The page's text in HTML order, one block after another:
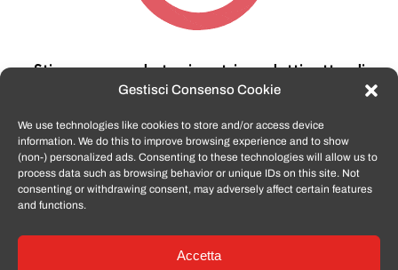
Gestisci Consenso Cookie
We use technologies like cookies to store and/or access device
information. We do this to improve browsing experience and to show
(non-) personalized ads. Consenting to these technologies will allow us to
process data such as browsing behavior or unique IDs on this site. Not
consenting or withdrawing consent, may adversely affect certain features
and functions.
Accetta
Stiamo cercando tra i nostri prodotti, attendi
qualche secondo…
TomatoSmartphone.itè lo shop n.1 in italia per
smartphone ricondizionati garantiti e certificati
di tutte le marche,APPLE, SAMSUNG, HUAWEI,
ONEPLUS, XIAOMI e tanto altro